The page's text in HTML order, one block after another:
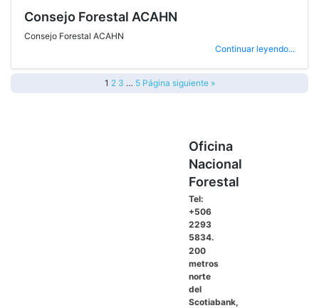
Consejo Forestal ACAHN
Consejo Forestal ACAHN
Continuar leyendo...
1 2 3 … 5 Página siguiente »
Oficina
Nacional
Forestal
Tel:
+506
2293
5834.
200
metros
norte
del
Scotiabank,